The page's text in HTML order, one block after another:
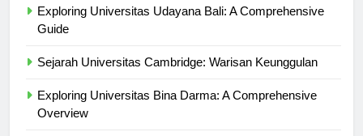
Exploring Universitas Udayana Bali: A Comprehensive
Exploring Universitas Bina Darma: A Comprehensive